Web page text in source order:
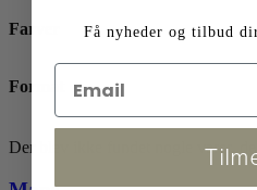
Farver
Format
Der blev ikke fundet nogle varer,
Få nyheder og tilbud